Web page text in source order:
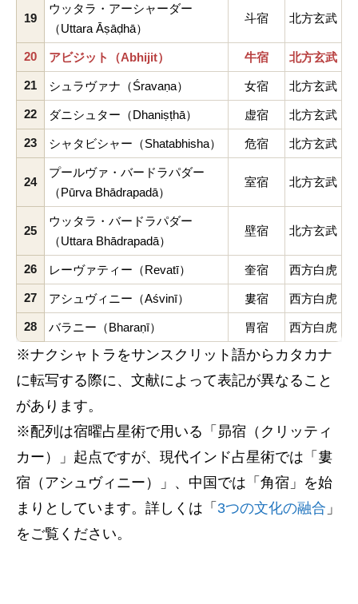
19
ウッタラ・アーシャーダー
（Uttara Āṣāḍhā）
斗宿 北方玄武
20 アビジット（Abhijit） 牛宿 北方玄武
21 シュラヴァナ（Śravaṇa） 女宿 北方玄武
22 ダニシュター（Dhaniṣṭhā） 虚宿 北方玄武
23 シャタビシャー（Shatabhisha） 危宿 北方玄武
24
プールヴァ・バードラパダー
（Pūrva Bhādrapadā）
室宿 北方玄武
25
ウッタラ・バードラパダー
（Uttara Bhādrapadā）
壁宿 北方玄武
26 レーヴァティー（Revatī） 奎宿 西方白虎
27 アシュヴィニー（Aśvinī） 婁宿 西方白虎
28 バラニー（Bharaṇī） 胃宿 西方白虎
※ナクシャトラをサンスクリット語からカタカナ
に転写する際に、文献によって表記が異なること
があります。
※配列は宿曜占星術で用いる「昴宿（クリッティ
カー）」起点ですが、現代インド占星術では「婁
宿（アシュヴィニー）」、中国では「角宿」を始
まりとしています。詳しくは「 3つの文化の融合 」
をご覧ください。